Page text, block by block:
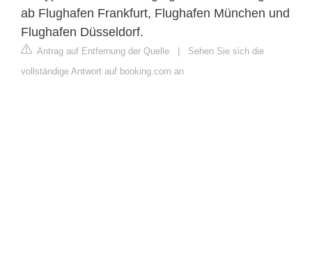
ab Flughafen Frankfurt, Flughafen München und
Flughafen Düsseldorf.
Antrag auf Entfernung der Quelle | Sehen Sie sich die
vollständige Antwort auf booking.com an